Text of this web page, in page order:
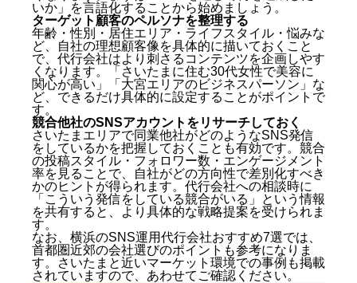
いか」を言語化することから始めましょう。
ターゲット顧客のペルソナを整理する
年齢・性別・居住エリア・ライフスタイル・悩みな
ど、自社の理想顧客像を具体的に描いておくこと
で、代行会社はより刺さるコンテンツを企画しやす
くなります。「さいたまに住む30代女性で美容に
関心が高い」「大宮エリアのビジネスパーソン」な
ど、できるだけ具体的に設定することがポイントで
す。
競合他社のSNSアカウントをリサーチしておく
さいたまエリアで同業他社がどのようなSNS発信
をしているかを把握しておくことも有効です。競合
の投稿スタイル・フォロワー数・エンゲージメント
率を見ることで、自社がどの方向性で差別化すべき
かのヒントが得られます。代行会社への相談時に
「こういう発信をしている競合がいる」という情報
を共有すると、より具体的な戦略提案を受けられま
す。
なお、 横浜のSNS運用代行会社おすすめ7選では、
首都圏近郊の会社選びのポイントも参考になりま
す。さいたまと近いマーケット環境での事例も掲載
されていますので、あわせてご確認ください。